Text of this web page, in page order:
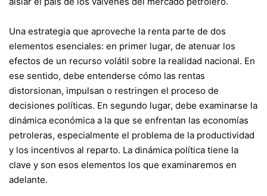
Una estrategia que aproveche la renta parte de dos
elementos esenciales: en primer lugar, de atenuar los
efectos de un recurso volátil sobre la realidad nacional. En
ese sentido, debe entenderse cómo las rentas
distorsionan, impulsan o restringen el proceso de
decisiones políticas. En segundo lugar, debe examinarse la
dinámica económica a la que se enfrentan las economías
petroleras, especialmente el problema de la productividad
y los incentivos al reparto. La dinámica política tiene la
clave y son esos elementos los que examinaremos en
adelante.